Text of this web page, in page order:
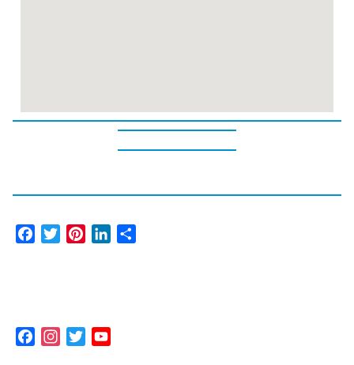
FacebookTwitterPinterestLinkedIn
FacebookInstagram
Twitter